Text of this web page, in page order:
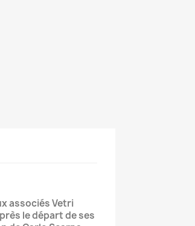
associés Vetri
le départ de ses